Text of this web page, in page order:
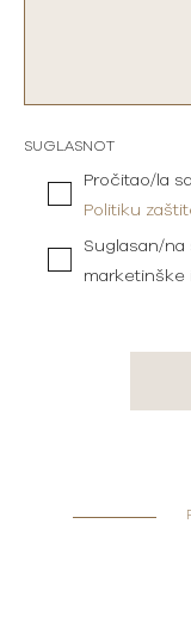
SUGLASNOT
Pročitao/la
Politiku
Suglasan/
marketinške